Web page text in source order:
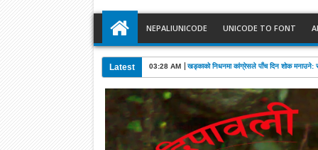
NEPALIUNICODE UNICODE TO FONT
Latest 03:28 AM खड्काको निधनमा कांग्रेसले पाँच दिन शोक मनाउने: